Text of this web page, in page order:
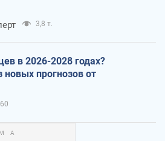
3,8 т.
в 2026-2028 годах?
прогнозов от